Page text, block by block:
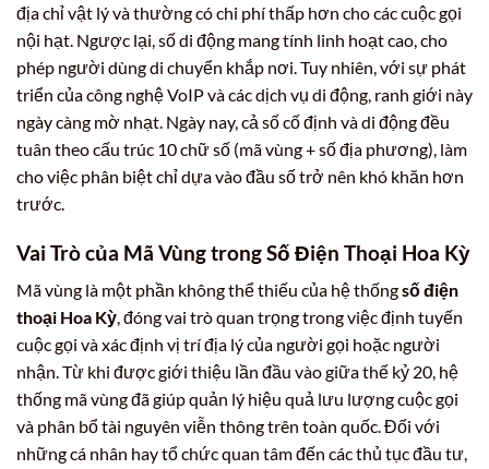
địa chỉ vật lý và thường có chi phí thấp hơn cho các cuộc gọi
nội hạt. Ngược lại, số di động mang tính linh hoạt cao, cho
phép người dùng di chuyển khắp nơi. Tuy nhiên, với sự phát
triển của công nghệ VoIP và các dịch vụ di động, ranh giới này
ngày càng mờ nhạt. Ngày nay, cả số cố định và di động đều
tuân theo cấu trúc 10 chữ số (mã vùng + số địa phương), làm
cho việc phân biệt chỉ dựa vào đầu số trở nên khó khăn hơn
trước.
Vai Trò của Mã Vùng trong Số Điện Thoại Hoa Kỳ
Mã vùng là một phần không thể thiếu của hệ thốngsố điện
thoại Hoa Kỳ, đóng vai trò quan trọng trong việc định tuyến
cuộc gọi và xác định vị trí địa lý của người gọi hoặc người
nhận. Từ khi được giới thiệu lần đầu vào giữa thế kỷ 20, hệ
thống mã vùng đã giúp quản lý hiệu quả lưu lượng cuộc gọi
và phân bổ tài nguyên viễn thông trên toàn quốc. Đối với
những cá nhân hay tổ chức quan tâm đến các thủ tục đầu tư,